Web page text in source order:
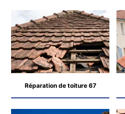
Réparation de toiture 67